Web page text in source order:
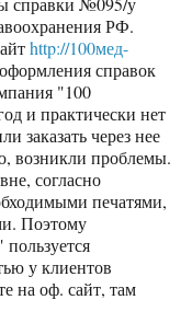
РФ.
http://100мед-
справок
"100
и практически нет
заказать через нее
возникли проблемы.
согласно
печатями,
Поэтому
у клиентов
на оф. сайт, там